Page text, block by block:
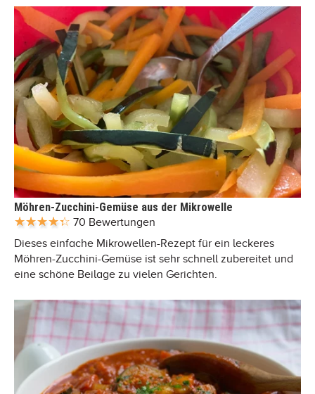
Möhren-Zucchini-Gemüse aus der Mikrowelle
70 Bewertungen
Dieses einfache Mikrowellen-Rezept für ein leckeres
Möhren-Zucchini-Gemüse ist sehr schnell zubereitet und
eine schöne Beilage zu vielen Gerichten.